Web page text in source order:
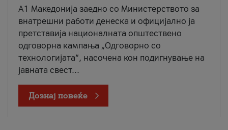
A1 Македонија заедно со Министерството за
внатрешни работи денеска и официјално ја
претставија националната општествено
одговорна кампања „Одговорно со
технологијата“, насочена кон подигнување на
јавната свест...
Дознај повеќе